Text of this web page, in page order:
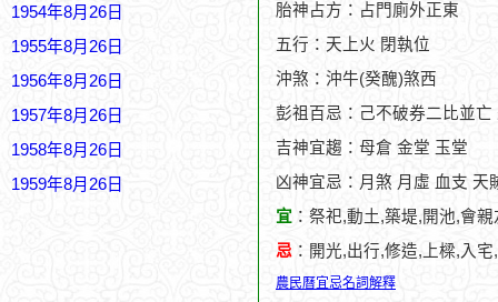
1954年8月26日
1955年8月26日
1956年8月26日
1957年8月26日
1958年8月26日
1959年8月26日
胎神占方：占門廁外正東
五行：天上火 閉執位
沖煞：沖牛(癸醜)煞西
彭祖百忌：己不破券二比並
吉神宜趨：母倉 金堂 玉堂
凶神宜忌：月煞 月虛 血支 天
宜 ：祭祀,動土,築堤,開池,會
忌 ：開光,出行,修造,上樑,入
農民曆宜忌名詞解釋